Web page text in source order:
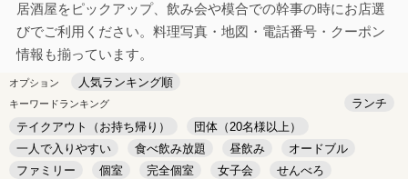
居酒屋をピックアップ、飲み会や模合での幹事の時にお店選
びでご利用ください。料理写真・地図・電話番号・クーポン
情報も揃っています。
オプション 人気ランキング順
キーワードランキング
ランチ
テイクアウト（お持ち帰り）
団体（20名様以上）
一人で入りやすい
食べ飲み放題 昼飲み
オードブル
ファミリー
個室 完全個室 女子会
せんべろ